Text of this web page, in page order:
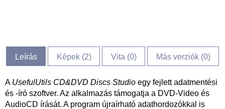
Leírás Képek (2) Vita (0) Más verziók (0)
A UsefulUtils CD&DVD Discs Studio egy fejlett adatmentési
és -író szoftver. Az alkalmazás támogatja a DVD-Video és
AudioCD írását. A program újraírható adathordozókkal is